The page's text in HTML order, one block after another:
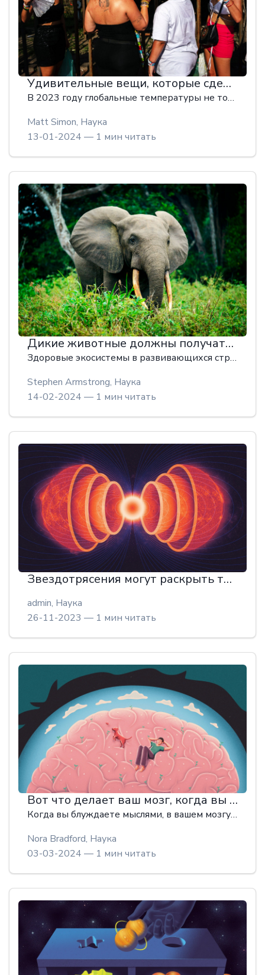
Удивительные вещи, которые сделали 2023 год самым жарким в истории
В 2023 году глобальные температуры не только выросли, но и побили предыдущий рекорд, установленный в 2016 году. Этот год может быть еще жарче.
Matt Simon, Наука
13-01-2024 — 1 мин читать
Дикие животные должны получать вознаграждение за пользу, которую они приносят человечеству
Здоровые экосистемы в развивающихся странах поглощают углерод, регулируют погоду и помогают растениям расти за тысячи километров. Более богатые страны получают выгоду от этих услуг&#8212; и поэтому должны платить за их поддержание.
Stephen Armstrong, Наука
14-02-2024 — 1 мин читать
Звездотрясения могут раскрыть тайны звездного магнетизма
admin, Наука
26-11-2023 — 1 мин читать
Вот что делает ваш мозг, когда вы ничем не заняты
Когда вы блуждаете мыслями, в вашем мозгу работает сеть "режима по умолчанию". Ее открытие 20 лет назад вдохновило множество исследований сетей областей мозга и их взаимодействия друг с другом.
Nora Bradford, Наука
03-03-2024 — 1 мин читать